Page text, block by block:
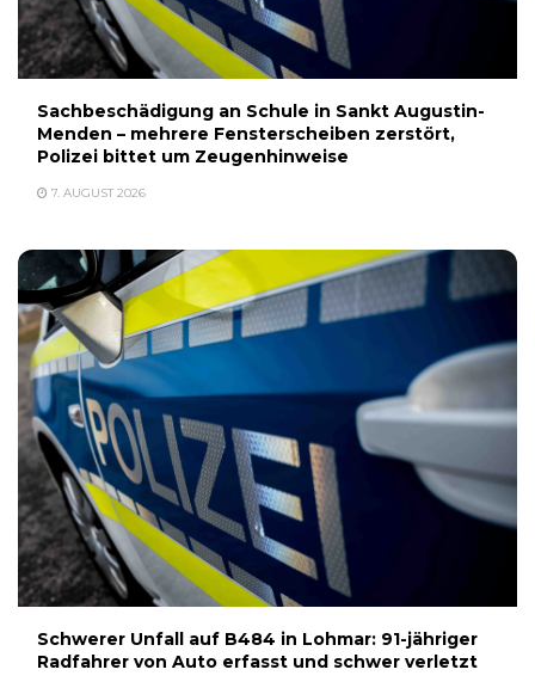
Sachbeschädigung an Schule in Sankt Augustin-
Menden – mehrere Fensterscheiben zerstört,
Polizei bittet um Zeugenhinweise
7. AUGUST 2026
Schwerer Unfall auf B484 in Lohmar: 91-jähriger
Radfahrer von Auto erfasst und schwer verletzt